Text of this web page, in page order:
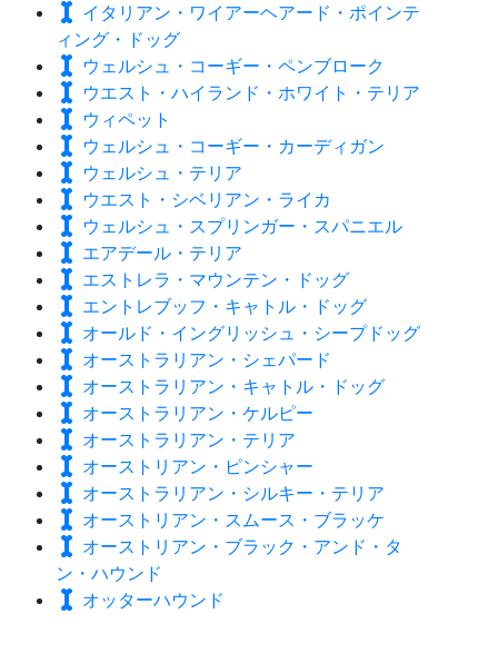
イタリアン・ワイアーヘアード・ポインテ
ィング・ドッグ
ウェルシュ・コーギー・ペンブローク
ウエスト・ハイランド・ホワイト・テリア
ウィペット
ウェルシュ・コーギー・カーディガン
ウェルシュ・テリア
ウエスト・シベリアン・ライカ
ウェルシュ・スプリンガー・スパニエル
エアデール・テリア
エストレラ・マウンテン・ドッグ
エントレブッフ・キャトル・ドッグ
オールド・イングリッシュ・シープドッグ
オーストラリアン・シェパード
オーストラリアン・キャトル・ドッグ
オーストラリアン・ケルピー
オーストラリアン・テリア
オーストリアン・ピンシャー
オーストラリアン・シルキー・テリア
オーストリアン・スムース・ブラッケ
オーストリアン・ブラック・アンド・タ
ン・ハウンド
オッターハウンド